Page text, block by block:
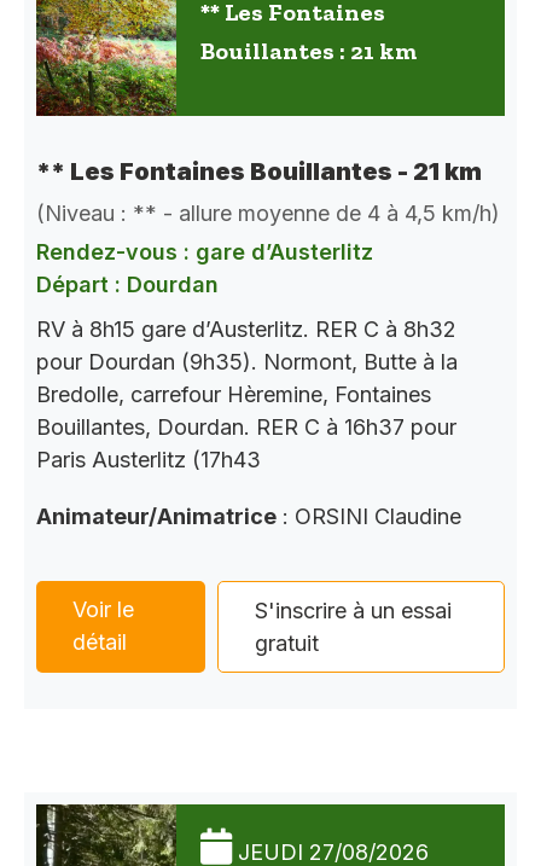
** Les Fontaines
Bouillantes : 21 km
** Les Fontaines Bouillantes - 21 km
(Niveau : ** - allure moyenne de 4 à 4,5 km/h)
Rendez-vous : gare d’Austerlitz
Départ : Dourdan
RV à 8h15 gare d’Austerlitz. RER C à 8h32
pour Dourdan (9h35). Normont, Butte à la
Bredolle, carrefour Hèremine, Fontaines
Bouillantes, Dourdan. RER C à 16h37 pour
Paris Austerlitz (17h43
Animateur/Animatrice : ORSINI Claudine
Voir le
détail
S'inscrire à un essai
gratuit
JEUDI 27/08/2026